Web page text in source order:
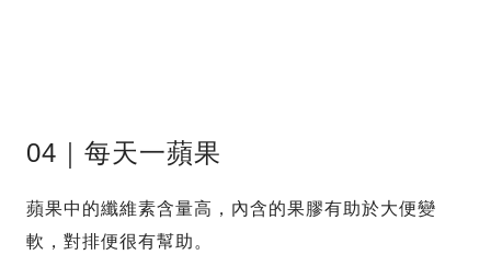
04｜每天一蘋果
蘋果中的纖維素含量高，內含的果膠有助於大便變
軟，對排便很有幫助。